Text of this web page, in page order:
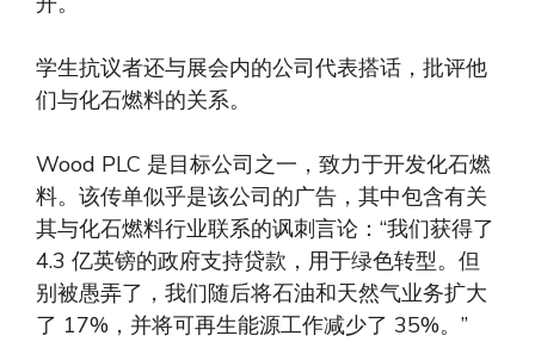
学生抗议者还与展会内的公司代表搭话，批评他
们与化石燃料的关系。
Wood PLC 是目标公司之一，致力于开发化石燃
料。该传单似乎是该公司的广告，其中包含有关
其与化石燃料行业联系的讽刺言论：“我们获得了
4.3 亿英镑的政府支持贷款，用于绿色转型。但
别被愚弄了，我们随后将石油和天然气业务扩大
了 17%，并将可再生能源工作减少了 35%。”